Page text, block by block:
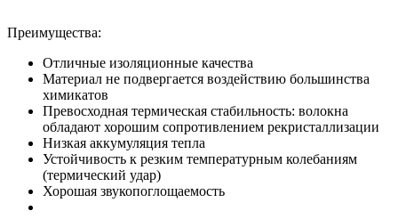
Преимущества:
Отличные изоляционные качества
Материал не подвергается воздействию большинства
химикатов
Превосходная термическая стабильность: волокна
обладают хорошим сопротивлением рекристаллизации
Низкая аккумуляция тепла
Устойчивость к резким температурным колебаниям
(термический удар)
Хорошая звукопоглощаемость